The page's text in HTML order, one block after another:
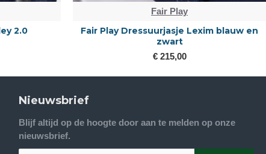
2.0
Fair Play
Fair Play Dressuurjasje Lexim blauw en
zwart
€ 215,00
Nieuwsbrief
Blijf altijd op de hoogte door aan te melden op onze
nieuwsbrief.